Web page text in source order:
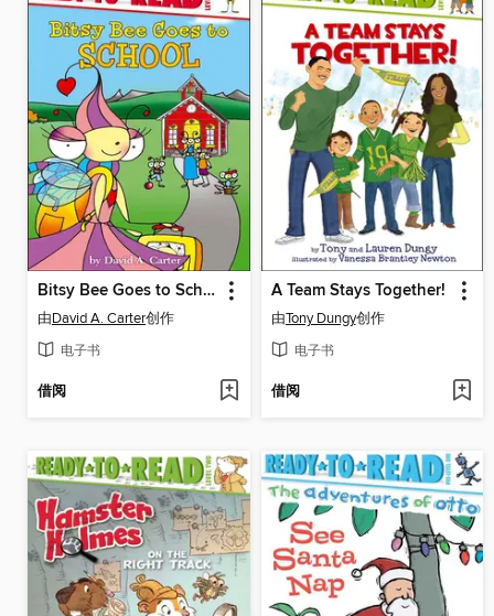
Bitsy Bee Goes to School
由David A. Carter创作
电子书
借阅
A Team Stays Together!
由Tony Dungy创作
电子书
借阅